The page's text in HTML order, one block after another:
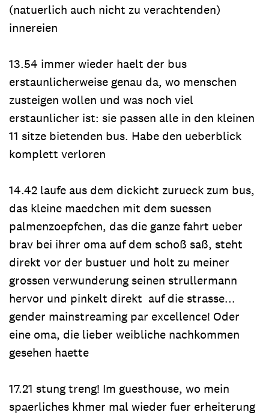
(natuerlich auch nicht zu verachtenden)
innereien
13.54 immer wieder haelt der bus
erstaunlicherweise genau da, wo menschen
zusteigen wollen und was noch viel
erstaunlicher ist: sie passen alle in den kleinen
11 sitze bietenden bus. Habe den ueberblick
komplett verloren
14.42 laufe aus dem dickicht zurueck zum bus,
das kleine maedchen mit dem suessen
palmenzoepfchen, das die ganze fahrt ueber
brav bei ihrer oma auf dem schoß saß, steht
direkt vor der bustuer und holt zu meiner
grossen verwunderung seinen strullermann
hervor und pinkelt direkt auf die strasse...
gender mainstreaming par excellence! Oder
eine oma, die lieber weibliche nachkommen
gesehen haette
17.21 stung treng! Im guesthouse, wo mein
spaerliches khmer mal wieder fuer erheiterung